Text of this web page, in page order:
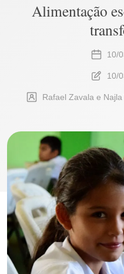
Alimentação
10/
10/
Rafael Zavala e Najla